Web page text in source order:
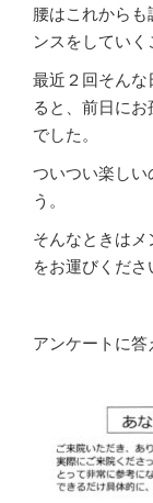
腰はこれから
ンスをしていく
最近２回そん
ると、前日に
でした。
ついつい楽しい
う。
そんなときは
をお運びくださ
アンケートに答